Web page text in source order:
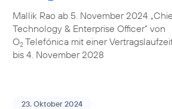
Mallik Rao ab 5. November 2024
Technology & Enterprise Officer” von
O2Telefónica mit einer
bis 4. November 2028
23. Oktober 2024